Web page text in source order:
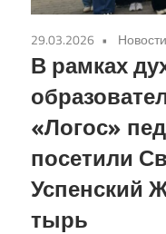
29.03.2026 Новости
В рамках
«Логос»
посетили
Успенский
тырь